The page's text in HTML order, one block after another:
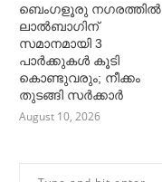
ബെംഗളൂരു നഗരത്തില്‍
ലാല്‍ബാഗിന്
സമാനമായി 3
പാര്‍ക്കുകള്‍ കൂടി
കൊണ്ടുവരും; നീക്കം
തുടങ്ങി സര്‍ക്കാര്‍
August 10, 2026